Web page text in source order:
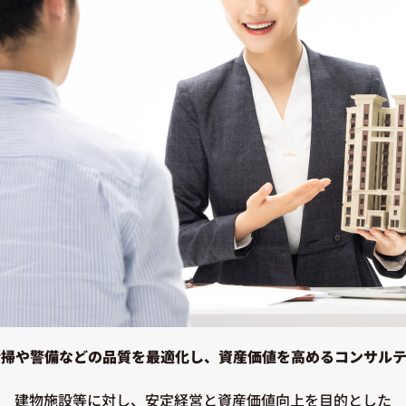
や警備などの品質を最適化し、資産価値を高めるコンサル
建物施設等に対し、安定経営と資産価値向上を目的とした